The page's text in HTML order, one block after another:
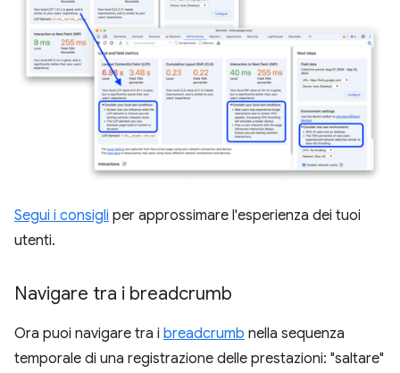
Segui i consigli per approssimare l'esperienza dei tuoi
utenti.
Navigare tra i breadcrumb
Ora puoi navigare tra i breadcrumb nella sequenza
temporale di una registrazione delle prestazioni: "saltare"